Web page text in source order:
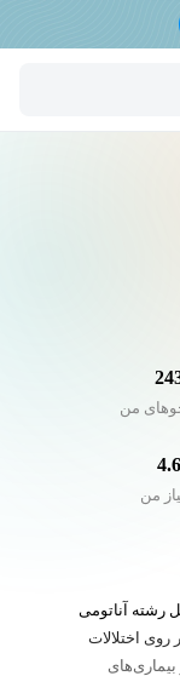
من
4.6
من
رشته آناتومی
روی اختلالات